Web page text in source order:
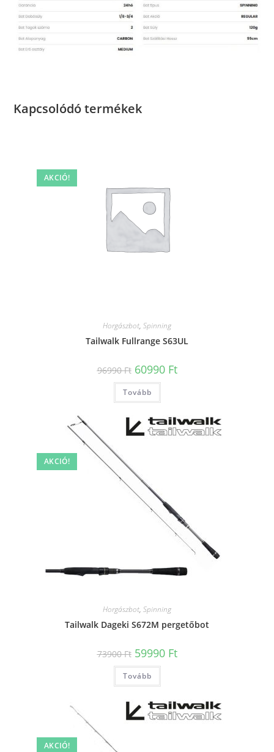
Kapcsolódó termékek
AKCIÓ!
Horgászbot, Spinning
Tailwalk Fullrange S63UL
96990Ft Original
price
was:
96990 Ft.
60990 FtCurrent
price
Tovább
AKCIÓ!
Horgászbot, Spinning
Tailwalk Dageki S672M pergetőbot
73900Ft Original
price
was:
73900 Ft.
59990 FtCurrent
price
Tovább
AKCIÓ!